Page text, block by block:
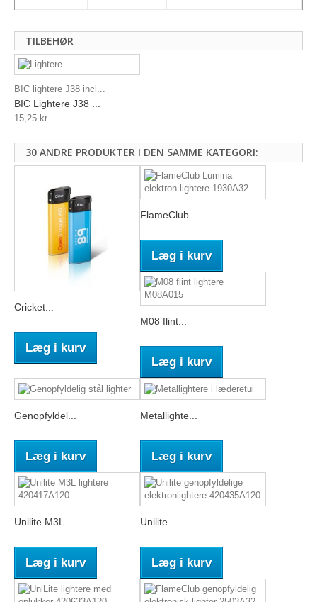
TILBEHØR
BIC lightere J38 incl...
BIC Lightere J38 ...
15,25 kr
30 ANDRE PRODUKTER I DEN SAMME KATEGORI:
Cricket...
Læg i kurv
FlameClub...
Læg i kurv
M08 flint...
Læg i kurv
Genopfyldel...
Læg i kurv
Metallighte...
Læg i kurv
Unilite M3L...
Læg i kurv
Unilite...
Læg i kurv